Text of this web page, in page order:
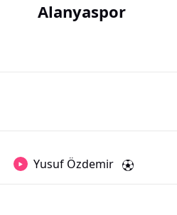
Alanyaspor
Yusuf Özdemir